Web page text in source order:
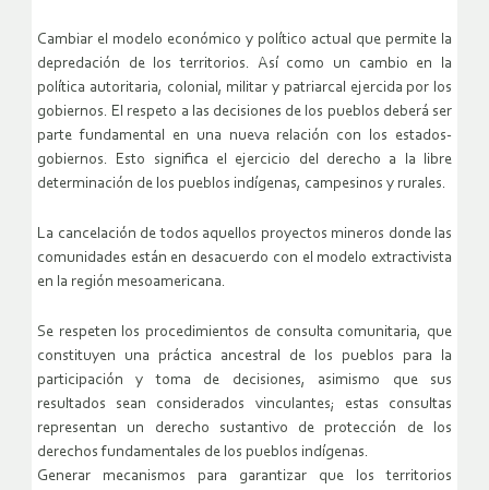
Cambiar el modelo económico y político actual que permite la
depredación de los territorios. Así como un cambio en la
política autoritaria, colonial, militar y patriarcal ejercida por los
gobiernos. El respeto a las decisiones de los pueblos deberá ser
parte fundamental en una nueva relación con los estados-
gobiernos. Esto significa el ejercicio del derecho a la libre
determinación de los pueblos indígenas, campesinos y rurales.
La cancelación de todos aquellos proyectos mineros donde las
comunidades están en desacuerdo con el modelo extractivista
en la región mesoamericana.
Se respeten los procedimientos de consulta comunitaria, que
constituyen una práctica ancestral de los pueblos para la
participación y toma de decisiones, asimismo que sus
resultados sean considerados vinculantes; estas consultas
representan un derecho sustantivo de protección de los
derechos fundamentales de los pueblos indígenas.
Generar mecanismos para garantizar que los territorios